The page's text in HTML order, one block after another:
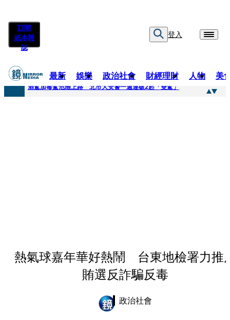
訂閱
紙本雜
誌
登入
最新 娛樂 政治社會 財經理財 人物 美
快訊
酒駕加毒駕危險上路 北市大安警一週連破2起「雙駕」
熱氣球嘉年華好熱鬧 台東地檢署力推
賄選反詐騙反毒
政治社會